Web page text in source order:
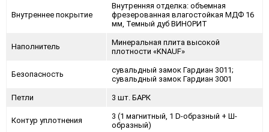
Внутреннее покрытие
Внутренняя отделка: объемная
фрезерованная влагостойкая МДФ 16
мм, Темный дуб ВИНОРИТ
Наполнитель
Минеральная плита высокой
плотности «KNAUF»
Безопасность
сувальдный замок Гардиан 3011;
сувальдный замок Гардиан 3001
Петли 3 шт. БАРК
Контур уплотнения
3 (1 магнитный, 1 D-образный + Ш-
образный)